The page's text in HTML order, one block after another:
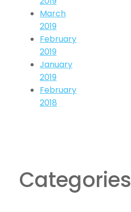
March
2019
February
2019
January
2019
February
2018
Categories